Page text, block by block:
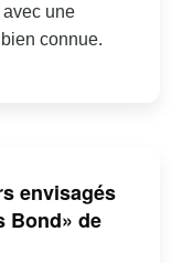
une
connue.
envisagés
Bond» de